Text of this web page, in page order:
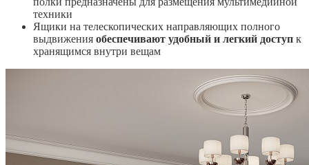
техники
Ящики на телескопических направляющих полного
выдвижения обеспечивают удобный и легкий доступ к
хранящимся внутри вещам